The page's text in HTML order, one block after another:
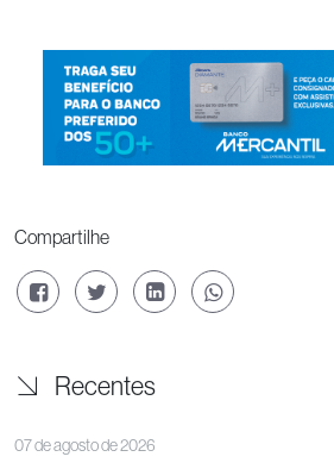
Compartilhe
Recentes
07 de agosto de 2026